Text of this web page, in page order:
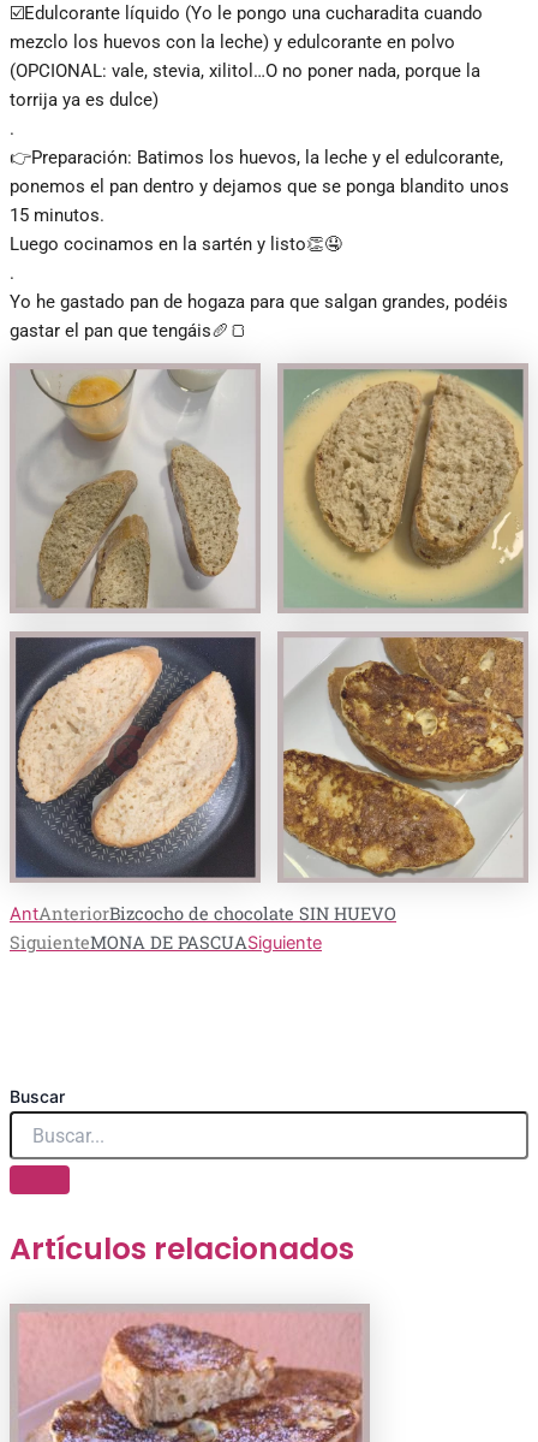
☑️Edulcorante líquido (Yo le pongo una cucharadita cuando
mezclo los huevos con la leche) y edulcorante en polvo
(OPCIONAL: vale, stevia, xilitol…O no poner nada, porque la
torrija ya es dulce)
.
👉Preparación: Batimos los huevos, la leche y el edulcorante,
ponemos el pan dentro y dejamos que se ponga blandito unos
15 minutos.
Luego cocinamos en la sartén y listo👏🤤
.
Yo he gastado pan de hogaza para que salgan grandes, podéis
gastar el pan que tengáis🥖🍞
AntAnteriorBizcocho de chocolate SIN HUEVO
SiguienteMONA DE PASCUASiguiente
Buscar
Artículos relacionados